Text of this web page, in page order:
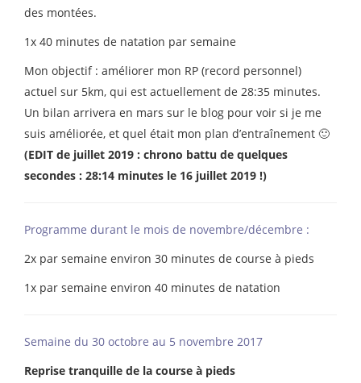
des montées.
1x 40 minutes de natation par semaine
Mon objectif : améliorer mon RP (record personnel)
actuel sur 5km, qui est actuellement de 28:35 minutes.
Un bilan arrivera en mars sur le blog pour voir si je me
suis améliorée, et quel était mon plan d’entraînement 🙂
(EDIT de juillet 2019 : chrono battu de quelques
secondes : 28:14 minutes le 16 juillet 2019 !)
Programme durant le mois de novembre/décembre :
2x par semaine environ 30 minutes de course à pieds
1x par semaine environ 40 minutes de natation
Semaine du 30 octobre au 5 novembre 2017
Reprise tranquille de la course à pieds